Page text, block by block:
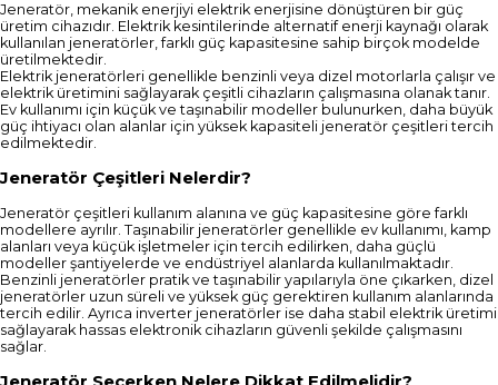
Jeneratör, mekanik enerjiyi elektrik enerjisine dönüştüren bir güç
üretim cihazıdır. Elektrik kesintilerinde alternatif enerji kaynağı olarak
kullanılan jeneratörler, farklı güç kapasitesine sahip birçok modelde
üretilmektedir.
Elektrik jeneratörleri genellikle benzinli veya dizel motorlarla çalışır ve
elektrik üretimini sağlayarak çeşitli cihazların çalışmasına olanak tanır.
Ev kullanımı için küçük ve taşınabilir modeller bulunurken, daha büyük
güç ihtiyacı olan alanlar için yüksek kapasiteli jeneratör çeşitleri tercih
edilmektedir.
Jeneratör Çeşitleri Nelerdir?
Jeneratör çeşitleri kullanım alanına ve güç kapasitesine göre farklı
modellere ayrılır. Taşınabilir jeneratörler genellikle ev kullanımı, kamp
alanları veya küçük işletmeler için tercih edilirken, daha güçlü
modeller şantiyelerde ve endüstriyel alanlarda kullanılmaktadır.
Benzinli jeneratörler pratik ve taşınabilir yapılarıyla öne çıkarken, dizel
jeneratörler uzun süreli ve yüksek güç gerektiren kullanım alanlarında
tercih edilir. Ayrıca inverter jeneratörler ise daha stabil elektrik üretimi
sağlayarak hassas elektronik cihazların güvenli şekilde çalışmasını
sağlar.